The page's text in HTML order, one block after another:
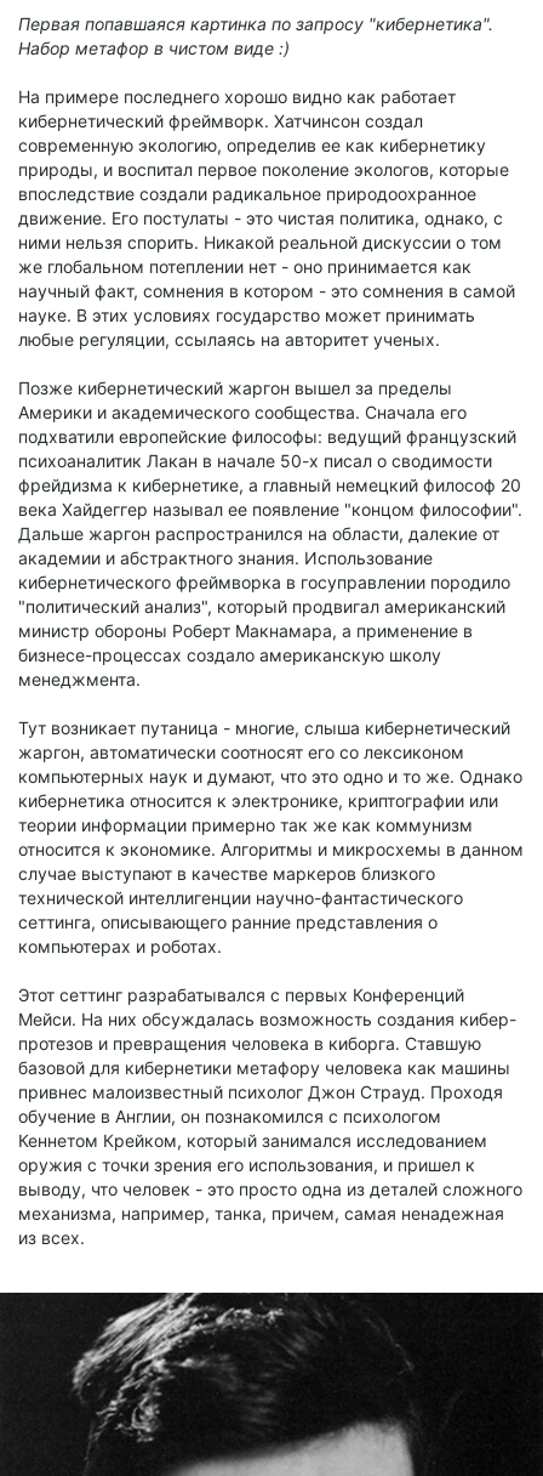
Первая попавшаяся картинка по запросу "кибернетика".
Набор метафор в чистом виде :)
На примере последнего хорошо видно как работает
кибернетический фреймворк. Хатчинсон создал
современную экологию, определив ее как кибернетику
природы, и воспитал первое поколение экологов, которые
впоследствие создали радикальное природоохранное
движение. Его постулаты - это чистая политика, однако, с
ними нельзя спорить. Никакой реальной дискуссии о том
же глобальном потеплении нет - оно принимается как
научный факт, сомнения в котором - это сомнения в самой
науке. В этих условиях государство может принимать
любые регуляции, ссылаясь на авторитет ученых.
Позже кибернетический жаргон вышел за пределы
Америки и академического сообщества. Сначала его
подхватили европейские философы: ведущий французский
психоаналитик Лакан в начале 50-х писал о сводимости
фрейдизма к кибернетике, а главный немецкий философ 20
века Хайдеггер называл ее появление "концом философии".
Дальше жаргон распространился на области, далекие от
академии и абстрактного знания. Использование
кибернетического фреймворка в госуправлении породило
"политический анализ", который продвигал американский
министр обороны Роберт Макнамара, а применение в
бизнесе-процессах создало американскую школу
менеджмента.
Тут возникает путаница - многие, слыша кибернетический
жаргон, автоматически соотносят его со лексиконом
компьютерных наук и думают, что это одно и то же. Однако
кибернетика относится к электронике, криптографии или
теории информации примерно так же как коммунизм
относится к экономике. Алгоритмы и микросхемы в данном
случае выступают в качестве маркеров близкого
технической интеллигенции научно-фантастического
сеттинга, описывающего ранние представления о
компьютерах и роботах.
Этот сеттинг разрабатывался с первых Конференций
Мейси. На них обсуждалась возможность создания кибер-
протезов и превращения человека в киборга. Ставшую
базовой для кибернетики метафору человека как машины
привнес малоизвестный психолог Джон Страуд. Проходя
обучение в Англии, он познакомился с психологом
Кеннетом Крейком, который занимался исследованием
оружия с точки зрения его использования, и пришел к
выводу, что человек - это просто одна из деталей сложного
механизма, например, танка, причем, самая ненадежная
из всех.